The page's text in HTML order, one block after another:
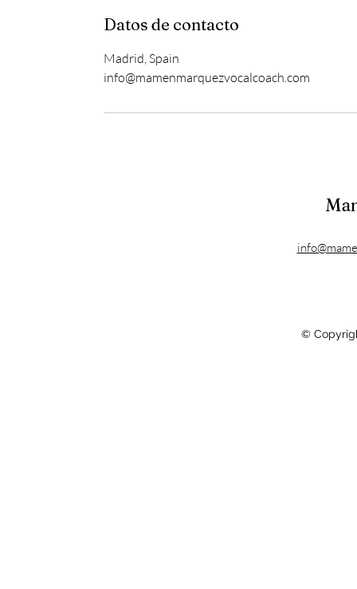
Datos de contacto
Madrid, Spain
info@mamenmarquezvocalcoach.com
©